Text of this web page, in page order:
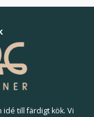
idé till färdigt kök. Vi